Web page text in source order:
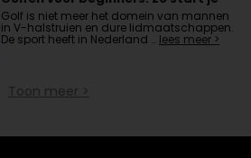
Golf is niet meer het domein van mannen
in V-halstruien en dure lidmaatschappen.
De sport heeft in Nederland … lees meer >
Toon meer >